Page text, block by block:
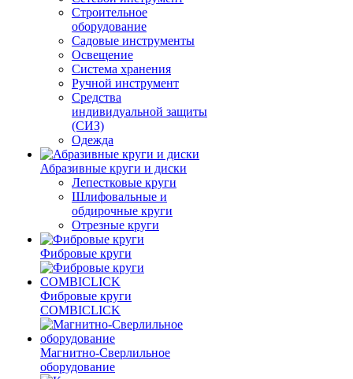
Строительное
оборудование
Садовые инструменты
Освещение
Система хранения
Ручной инструмент
Средства
индивидуальной защиты
(СИЗ)
Одежда
Абразивные круги и диски
Лепестковые круги
Шлифовальные и
обдирочные круги
Отрезные круги
Фибровые круги
Фибровые круги
COMBICLICK
Магнитно-Сверлильное
оборудование